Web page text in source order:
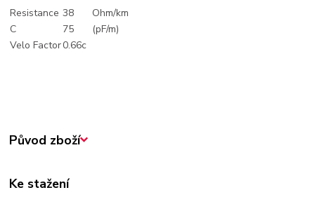
Resistance 38
Ohm/km
C
75
(pF/m)
Velo Factor0.66c
Původ zboží
Ke stažení